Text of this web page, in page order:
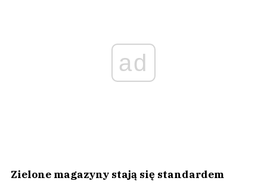
ad
Zielone magazyny stają się standardem